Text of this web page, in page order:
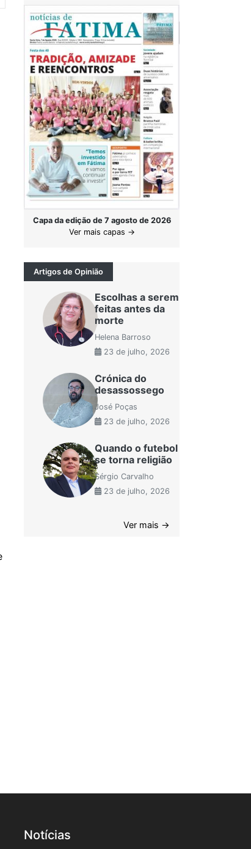
Capa da edição de 7 agosto de 2026
Ver mais capas →
Artigos de Opinião
Escolhas a serem
feitas antes da
morte
Helena Barroso
23 de julho, 2026
Crónica do
desassossego
José Poças
23 de julho, 2026
Quando o futebol
se torna religião
Sérgio Carvalho
23 de julho, 2026
Ver mais →
Notícias